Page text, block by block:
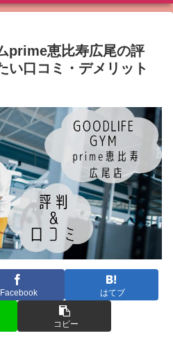
prime恵比寿広尾の評
い口コミ・デメリット
Facebook はてブ
コピー